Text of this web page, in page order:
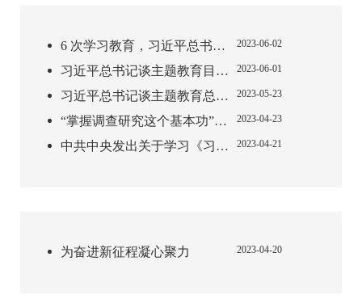
6 次学习教育，习近平总书记在全党持续推动这件大事 2023-06-02
习近平总书记谈主题教育目标任务 2023-06-01
习近平总书记谈主题教育总要求 2023-05-23
“掌握调查研究这个基本功”，总书记这样言传身教 2023-04-23
中共中央发出关于学习《习近平著作选读》第一卷、第二卷的通知 2023-04-21
为奋进新征程凝心聚力 2023-04-20